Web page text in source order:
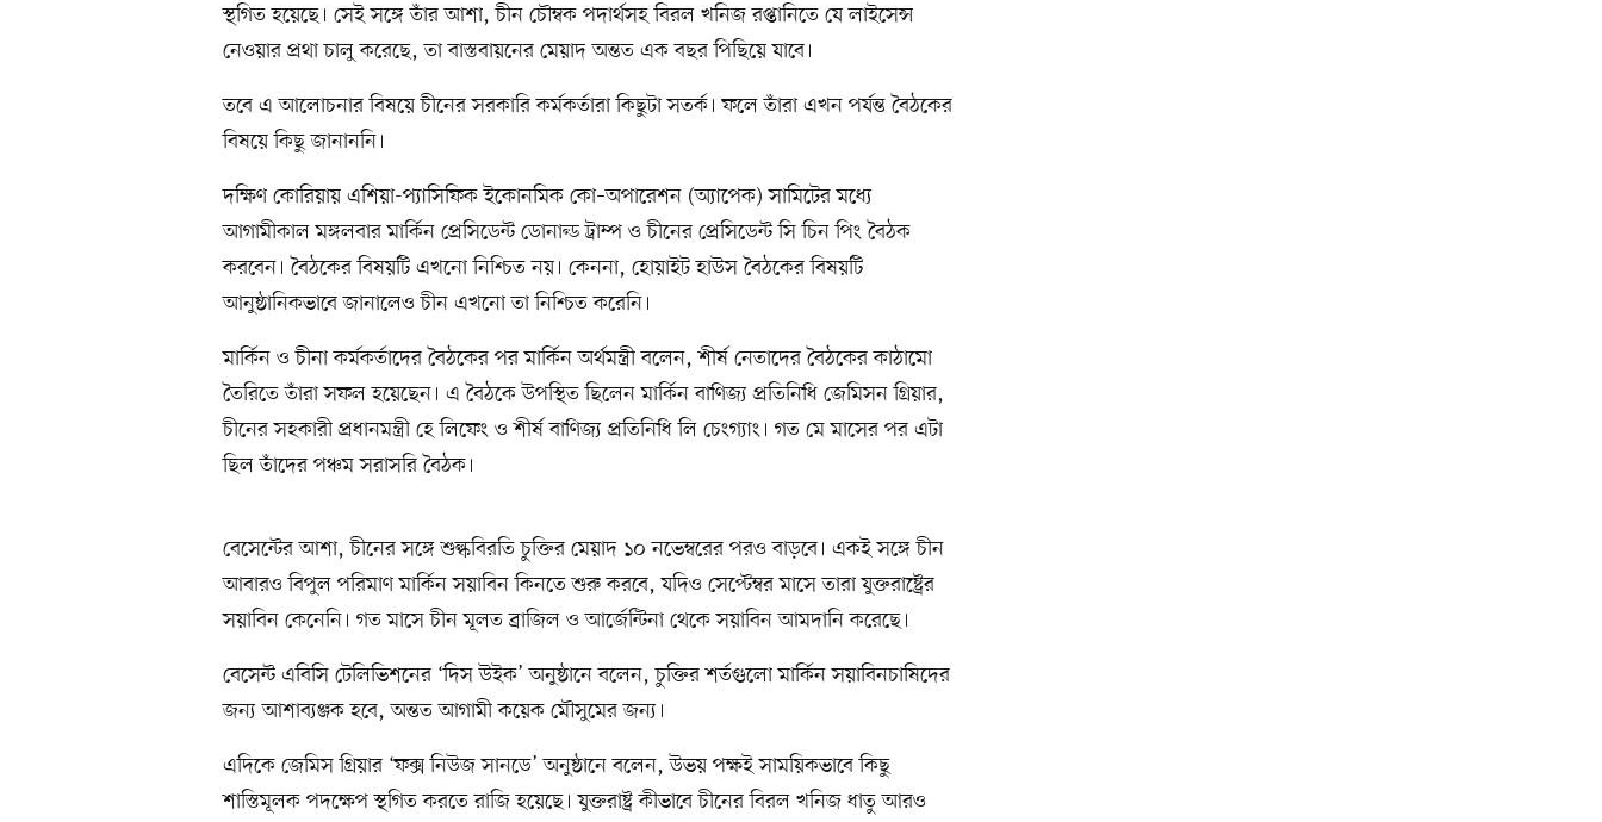
স্থগিত হয়েছে। সেই সঙ্গে তাঁর আশা, চীন চৌম্বক পদার্থসহ বিরল খনিজ রপ্তানিতে যে লাইসেন্স
নেওয়ার প্রথা চালু করেছে, তা বাস্তবায়নের মেয়াদ অন্তত এক বছর পিছিয়ে যাবে।
তবে এ আলোচনার বিষয়ে চীনের সরকারি কর্মকর্তারা কিছুটা সতর্ক। ফলে তাঁরা এখন পর্যন্ত বৈঠকের
বিষয়ে কিছু জানাননি।
দক্ষিণ কোরিয়ায় এশিয়া-প্যাসিফিক ইকোনমিক কো–অপারেশন (অ্যাপেক) সামিটের মধ্যে
আগামীকাল মঙ্গলবার মার্কিন প্রেসিডেন্ট ডোনাল্ড ট্রাম্প ও চীনের প্রেসিডেন্ট সি চিন পিং বৈঠক
করবেন। বৈঠকের বিষয়টি এখনো নিশ্চিত নয়। কেননা, হোয়াইট হাউস বৈঠকের বিষয়টি
আনুষ্ঠানিকভাবে জানালেও চীন এখনো তা নিশ্চিত করেনি।
মার্কিন ও চীনা কর্মকর্তাদের বৈঠকের পর মার্কিন অর্থমন্ত্রী বলেন, শীর্ষ নেতাদের বৈঠকের কাঠামো
তৈরিতে তাঁরা সফল হয়েছেন। এ বৈঠকে উপস্থিত ছিলেন মার্কিন বাণিজ্য প্রতিনিধি জেমিসন গ্রিয়ার,
চীনের সহকারী প্রধানমন্ত্রী হে লিফেং ও শীর্ষ বাণিজ্য প্রতিনিধি লি চেংগ্যাং। গত মে মাসের পর এটা
ছিল তাঁদের পঞ্চম সরাসরি বৈঠক।
বেসেন্টের আশা, চীনের সঙ্গে শুল্কবিরতি চুক্তির মেয়াদ ১০ নভেম্বরের পরও বাড়বে। একই সঙ্গে চীন
আবারও বিপুল পরিমাণ মার্কিন সয়াবিন কিনতে শুরু করবে, যদিও সেপ্টেম্বর মাসে তারা যুক্তরাষ্ট্রের
সয়াবিন কেনেনি। গত মাসে চীন মূলত ব্রাজিল ও আর্জেন্টিনা থেকে সয়াবিন আমদানি করেছে।
বেসেন্ট এবিসি টেলিভিশনের ‘দিস উইক’ অনুষ্ঠানে বলেন, চুক্তির শর্তগুলো মার্কিন সয়াবিনচাষিদের
জন্য আশাব্যঞ্জক হবে, অন্তত আগামী কয়েক মৌসুমের জন্য।
এদিকে জেমিস গ্রিয়ার ‘ফক্স নিউজ সানডে’ অনুষ্ঠানে বলেন, উভয় পক্ষই সাময়িকভাবে কিছু
শাস্তিমূলক পদক্ষেপ স্থগিত করতে রাজি হয়েছে। যুক্তরাষ্ট্র কীভাবে চীনের বিরল খনিজ ধাতু আরও